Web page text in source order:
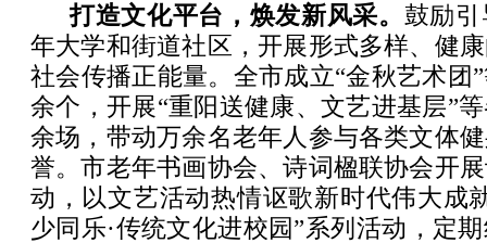
打造文化平台，焕发新风采。 鼓励
年大学和街道社区，开展形式多样、健
社会传播正能量。全市成立“金秋艺术团
余个，开展“重阳送健康、文艺进基层”
余场，带动万余名老年人参与各类文体
誉。市老年书画协会、诗词楹联协会开
动，以文艺活动热情讴歌新时代伟大成
少同乐·传统文化进校园”系列活动，定